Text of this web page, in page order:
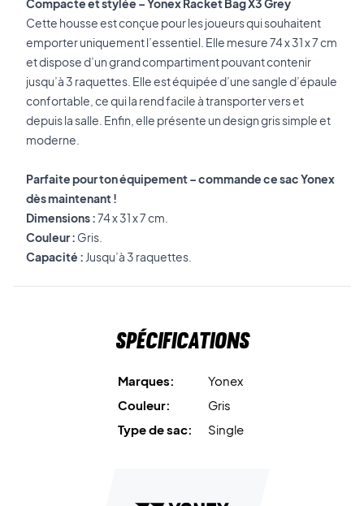
Compacte et stylée – Yonex Racket Bag X3 Grey
Cette housse est conçue pour les joueurs qui souhaitent
emporter uniquement l’essentiel. Elle mesure 74 x 31 x 7 cm
et dispose d’un grand compartiment pouvant contenir
jusqu’à 3 raquettes. Elle est équipée d’une sangle d’épaule
confortable, ce qui la rend facile à transporter vers et
depuis la salle. Enfin, elle présente un design gris simple et
moderne.
Parfaite pour ton équipement – commande ce sac Yonex
dès maintenant !
Dimensions :74 x 31 x 7 cm.
Couleur : Gris.
Capacité : Jusqu’à 3 raquettes.
Spécifications
Marques:
Yonex
Couleur:
Gris
Type de sac:
Single